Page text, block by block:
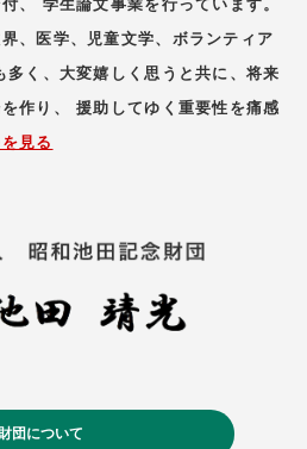
、 学生論文事業を行っています。
、医学、児童文学、ボランティア
く、大変嬉しく思うと共に、将来
作り、 援助してゆく重要性を痛感
見る
団について